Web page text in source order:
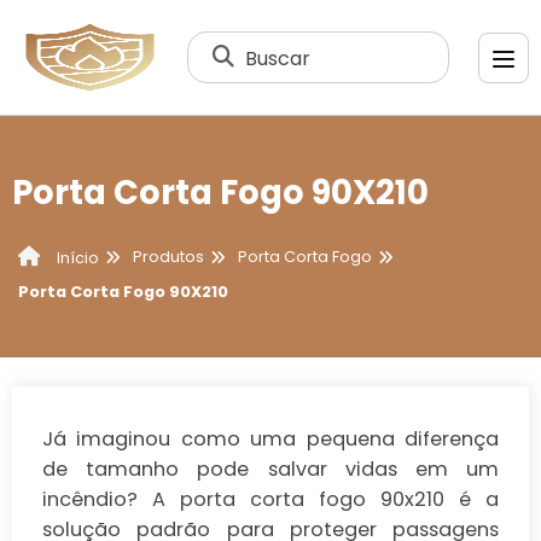
Buscar
Porta Corta Fogo 90X210
Início Produtos
Porta Corta Fogo
Porta Corta Fogo 90X210
Já imaginou como uma pequena diferença
de tamanho pode salvar vidas em um
incêndio? A porta corta fogo 90x210 é a
solução padrão para proteger passagens